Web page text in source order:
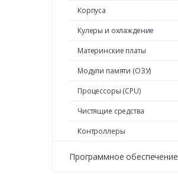
Корпуса
Кулеры и охлаждение
Материнские платы
Модули памяти (ОЗУ)
Процессоры (CPU)
Чистящие средства
Контроллеры
Программное обеспечение